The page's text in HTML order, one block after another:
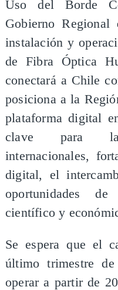
Uso del Borde
Gobierno
instalación y
de Fibra Óptica
conectará a Chile
posiciona a la
plataforma digital
clave para las
internacionales,
digital, el
oportunidades de
científico y
Se espera que el
último trimestre
operar a partir de